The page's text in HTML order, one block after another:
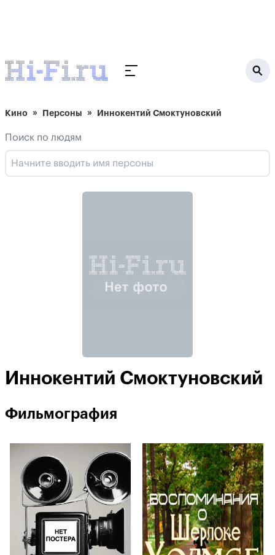
Кино Персоны Иннокентий Смоктуновский
Поиск по людям
Иннокентий Смоктуновский
Фильмография